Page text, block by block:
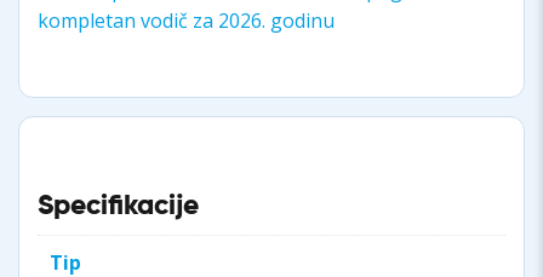
kompletan vodič za 2026. godinu
Specifikacije
Tip